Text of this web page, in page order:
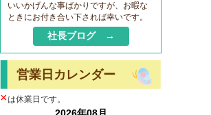
いいかげんな事ばかりですが、お暇な
ときにお付き合い下されば幸いです。
社長ブログ →
営業日カレンダー
×は休業日です。